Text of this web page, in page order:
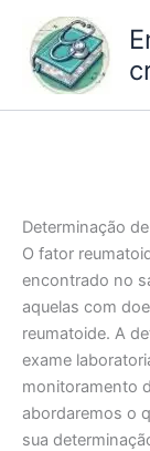
conteúdo
Determinação
O fator
encontrado no
aquelas com
reumatoide. A
exame
monitoramento
abordaremos o
sua